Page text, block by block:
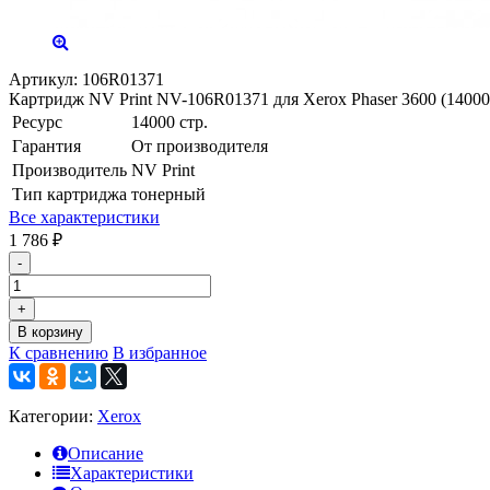
Артикул: 106R01371
Картридж NV Print NV-106R01371 для Xerox Phaser 3600
Ресурс
14000 стр.
Гарантия
От производителя
Производитель NV Print
Тип картриджа тонерный
Все характеристики
1 786 ₽
-
+
В корзину
К сравнению В избранное
Категории: Xerox
Описание
Характеристики